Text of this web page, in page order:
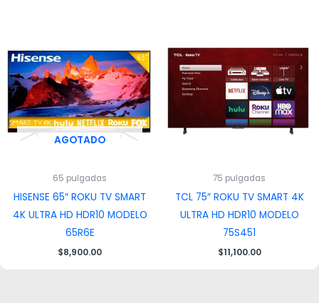
AGOTADO
65 pulgadas
HISENSE 65″ ROKU TV SMART
4K ULTRA HD HDR10 MODELO
65R6E
$8,900.00
75 pulgadas
TCL 75″ ROKU TV SMART 4K
ULTRA HD HDR10 MODELO
75S451
$11,100.00